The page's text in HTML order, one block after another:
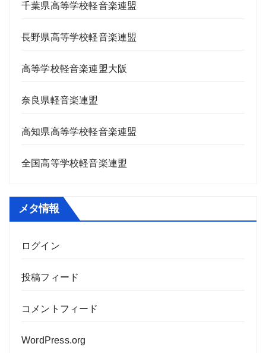
千葉県高等学校軽音楽連盟
長野県高等学校軽音楽連盟
高等学校軽音楽連盟大阪
奈良県軽音楽連盟
高知県高等学校軽音楽連盟
全国高等学校軽音楽連盟
メタ情報
ログイン
投稿フィード
コメントフィード
WordPress.org